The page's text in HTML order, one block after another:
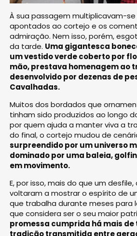
À sua passagem multiplicavam-
apontados ao cortejo e os
admiração. Nem isso, porém,
da tarde. Uma gigantesca
um vestido verde coberto por
mão, prestava homenagem ao
desenvolvido por dezenas de
Cavalhadas.
Muitos dos bordados que
tinham sido produzidos ao longo
por quem ajuda a manter viva a
do final, o cortejo mudou de
surpreendido por um universo
dominado por uma baleia,
em movimento.
E, por isso, mais do que um
voltaram a mostrar o espírito de
que trabalha durante meses para
que considera ser o seu maior
promessa cumprida há mais de